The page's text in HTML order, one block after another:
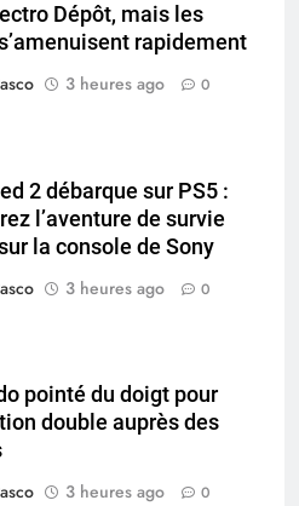
Dépôt, mais les
rapidement
3 heures ago 0
2 débarque sur PS5 :
l’aventure de survie
la console de Sony
3 heures ago 0
pointé du doigt pour
double auprès des
3 heures ago 0